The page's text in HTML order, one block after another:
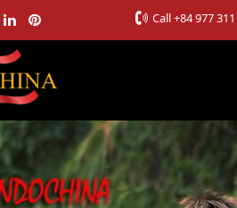
Call+84 977